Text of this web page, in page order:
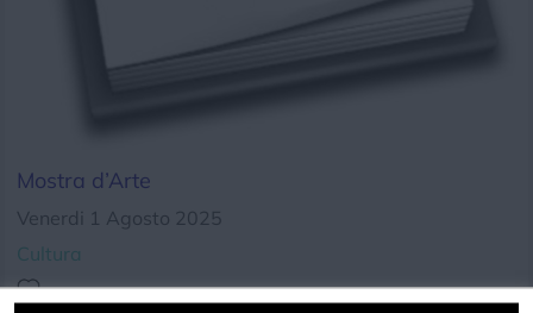
Mostra d’Arte
Venerdi 1 Agosto 2025
Cultura